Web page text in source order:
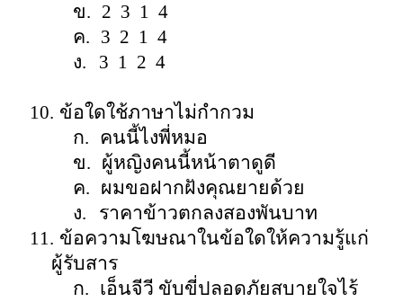
ข. 2 3 1 4
ค. 3 2 1 4
ง.
3 1 2 4
10. ข้อใดใช้ภาษาไม่กำกวม
ก. คนนี้ไงพี่หมอ
ข. ผู้หญิงคนนี้หน้าตาดูดี
ค. ผมขอฝากฝังคุณยายด้วย
ง.
ราคาข้าวตกลงสองพันบาท
11. ข้อความโฆษณาในข้อใดให้ความรู้แก่
ผู้รับสาร
ก. เอ็นจีวี ขับขี่ปลอดภัยสบายใจไร้